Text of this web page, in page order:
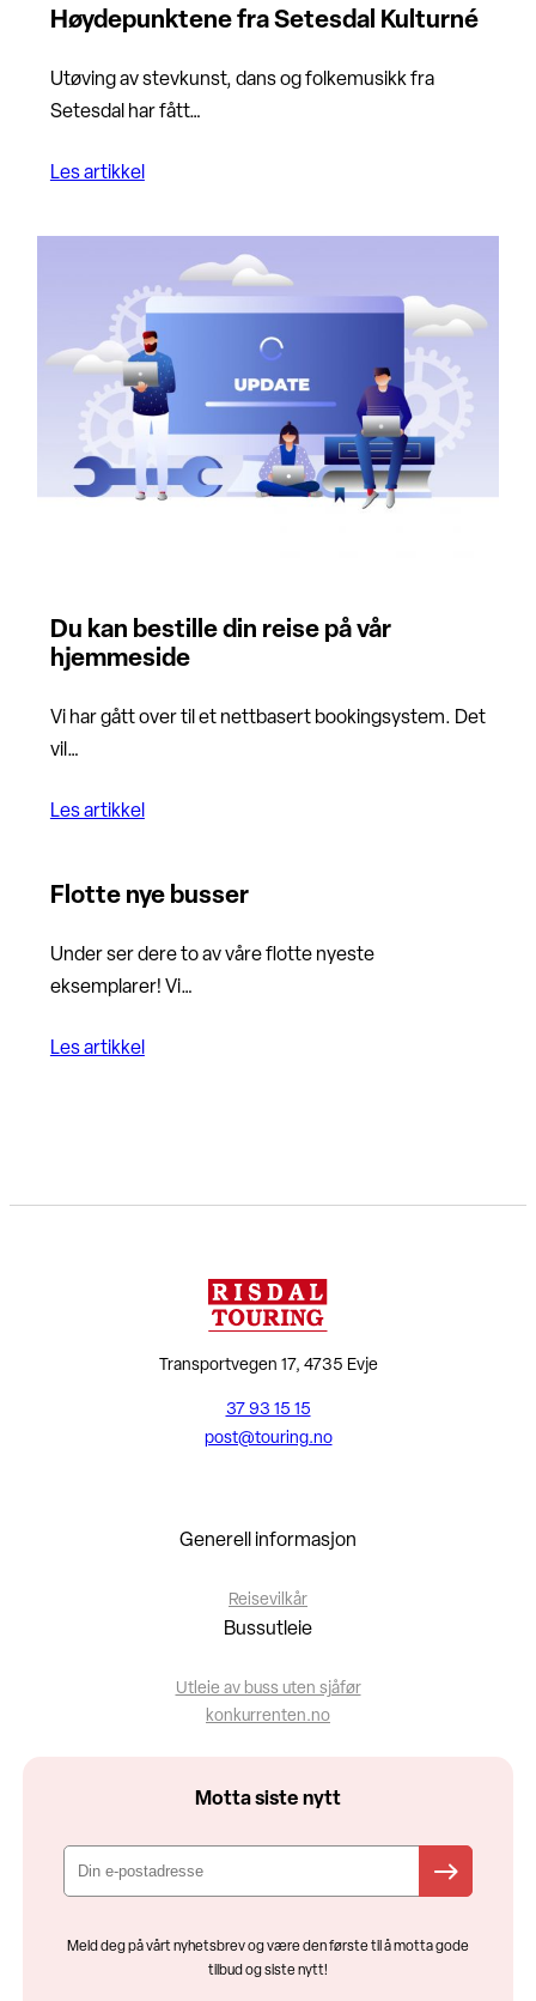
Høydepunktene fra Setesdal Kulturné
Utøving av stevkunst, dans og folkemusikk fra
Setesdal har fått…
Les artikkel
Du kan bestille din reise på vår
hjemmeside
Vi har gått over til et nettbasert bookingsystem. Det
vil…
Les artikkel
Flotte nye busser
Under ser dere to av våre flotte nyeste
eksemplarer! Vi…
Les artikkel
Transportvegen 17, 4735 Evje
37 93 15 15
post@touring.no
Generell informasjon
Reisevilkår
Bussutleie
Utleie av buss uten sjåfør
konkurrenten.no
Motta siste nytt
Meld deg på vårt nyhetsbrev og være den første til å motta gode
tilbud og siste nytt!